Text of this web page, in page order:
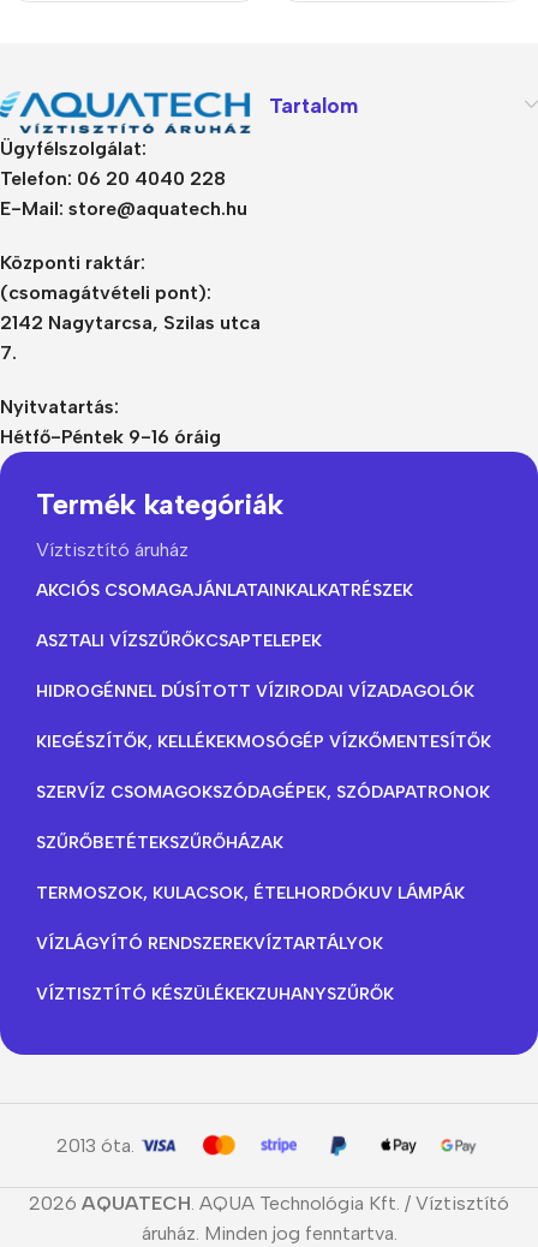
Ügyfélszolgálat:
Telefon: 06 20 4040 228
E-Mail: store@aquatech.hu
Központi raktár:
(csomagátvételi pont):
2142 Nagytarcsa, Szilas utca
7.
Nyitvatartás:
Hétfő-Péntek 9-16 óráig
Tartalom
Termék kategóriák
Víztisztító áruház
AKCIÓS CSOMAGAJÁNLATAINKALKATRÉSZEK
ASZTALI VÍZSZŰRŐKCSAPTELEPEK
HIDROGÉNNEL DÚSÍTOTT VÍZIRODAI VÍZADAGOLÓK
KIEGÉSZÍTŐK, KELLÉKEKMOSÓGÉP VÍZKŐMENTESÍTŐK
SZERVÍZ CSOMAGOKSZÓDAGÉPEK, SZÓDAPATRONOK
SZŰRŐBETÉTEKSZŰRŐHÁZAK
TERMOSZOK, KULACSOK, ÉTELHORDÓKUV LÁMPÁK
VÍZLÁGYÍTÓ RENDSZEREKVÍZTARTÁLYOK
VÍZTISZTÍTÓ KÉSZÜLÉKEKZUHANYSZŰRŐK
2013 óta.
2026 AQUATECH. AQUA Technológia Kft. / Víztisztító
áruház. Minden jog fenntartva.